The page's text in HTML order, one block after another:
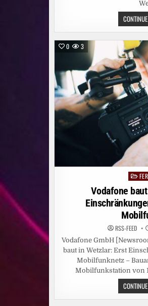
0 3
in
Vodafone
RSS-FEED
Vodafone GmbH
baut in Wetzlar: Erst
Mobilfunknetz –
Mobilfunkstation von